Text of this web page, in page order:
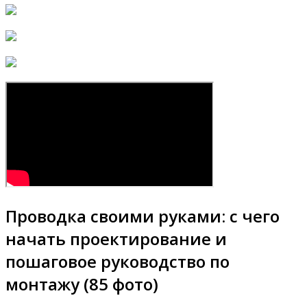
Проводка своими руками: с чего
начать проектирование и
пошаговое руководство по
монтажу (85 фото)